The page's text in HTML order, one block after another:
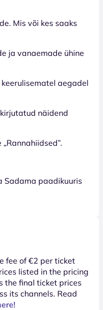
Mis või kes saaks
ja vanaemade ühine
aegadel
näidend
Sadama paadikuuris
fee of €2 per ticket
listed in the pricing
the final ticket prices
its channels. Read